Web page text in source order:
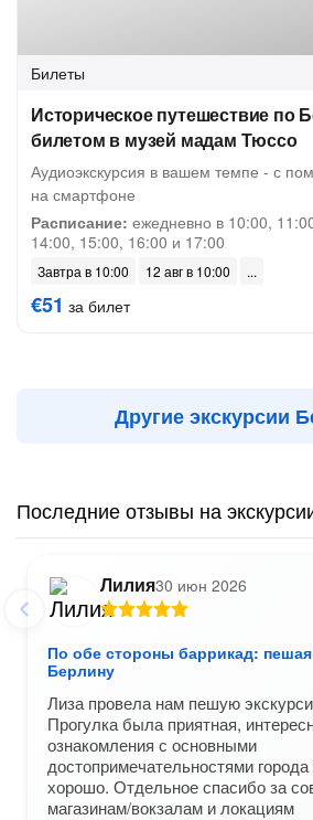
Билеты
Историческое путешествие по
билетом в музей мадам Тюссо
Аудиоэкскурсия в вашем темпе - с
на смартфоне
Расписание: ежедневно в 10:00,
14:00, 15:00, 16:00 и 17:00
Завтра в 10:00 12 авг в 10:00
€51 за билет
Другие экскурсии
Последние отзывы на
Лилия30 июн 2026
По обе стороны баррикад: пешая
Берлину
Лиза провела нам пешую
Прогулка была приятная,
ознакомления с основными
достопримечательностями
хорошо. Отдельное спасибо за
магазинам/вокзалам и локациям